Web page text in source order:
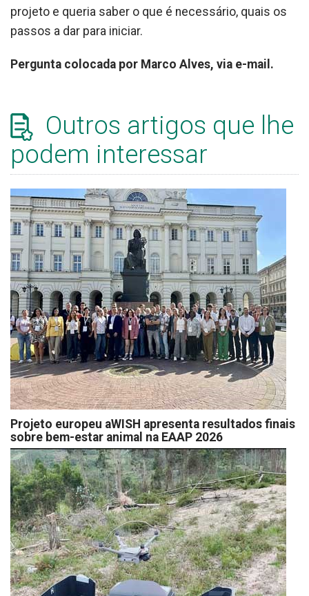
projeto e queria saber o que é necessário, quais os
passos a dar para iniciar.
Pergunta colocada por Marco Alves, via e-mail.
Outros artigos que lhe
podem interessar
Projeto europeu aWISH apresenta resultados finais
sobre bem-estar animal na EAAP 2026